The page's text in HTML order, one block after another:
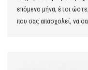
επόμενο μήνα, έτσι
που σας απασχολεί, να